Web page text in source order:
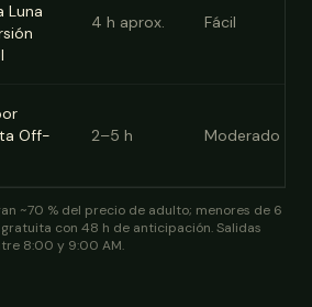
Luna
4 h aprox. Fácil
Off-
2–5 h Moderado
~70 % del precio de adulto; menores de 6
con 48 h de anticipación. Salidas
8:00 y 9:00 AM.